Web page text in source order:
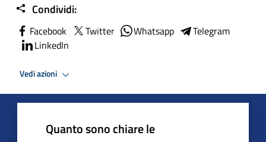
Condividi:
Facebook Twitter Whatsapp
Telegram
LinkedIn
Vedi azioni
Quanto sono chiare le